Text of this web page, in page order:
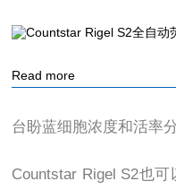
Read more
台盼蓝细胞浓度和活率
Countstar Rigel S2也